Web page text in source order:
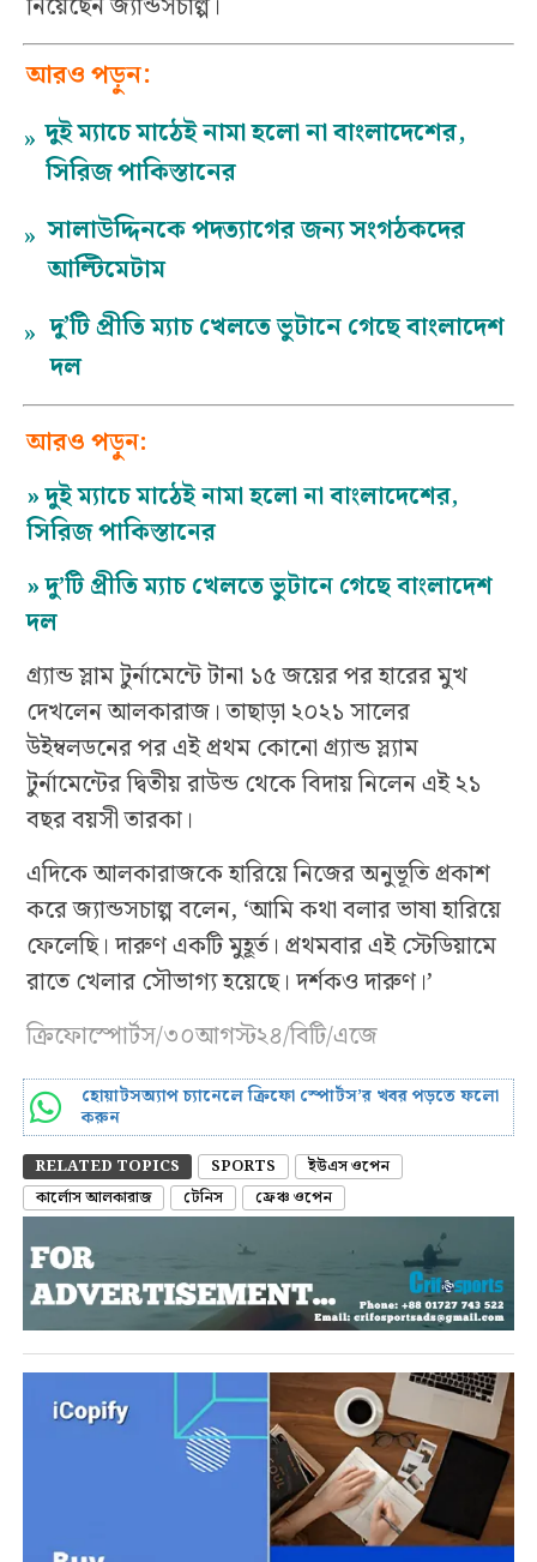
আরও পড়ুন:
» দুই ম্যাচে মাঠেই নামা হলো না বাংলাদেশের,
সিরিজ পাকিস্তানের
» সালাউদ্দিনকে পদত্যাগের জন্য সংগঠকদের
আল্টিমেটাম
» দু’টি প্রীতি ম্যাচ খেলতে ভুটানে গেছে বাংলাদেশ
দল
আরও পড়ুন:
»দুই ম্যাচে মাঠেই নামা হলো না বাংলাদেশের,
সিরিজ পাকিস্তানের
»দু’টি প্রীতি ম্যাচ খেলতে ভুটানে গেছে বাংলাদেশ
দল
গ্র‍্যান্ড স্লাম টুর্নামেন্টে টানা ১৫ জয়ের পর হারের মুখ
দেখলেন আলকারাজ। তাছাড়া ২০২১ সালের
উইম্বলডনের পর এই প্রথম কোনো গ্র্যান্ড স্ল্যাম
টুর্নামেন্টের দ্বিতীয় রাউন্ড থেকে বিদায় নিলেন এই ২১
বছর বয়সী তারকা।
এদিকে আলকারাজকে হারিয়ে নিজের অনুভূতি প্রকাশ
করে জ্যান্ডসচাল্প বলেন, ‘আমি কথা বলার ভাষা হারিয়ে
ফেলেছি। দারুণ একটি মুহূর্ত। প্রথমবার এই স্টেডিয়ামে
রাতে খেলার সৌভাগ্য হয়েছে। দর্শকও দারুণ।’
ক্রিফোস্পোর্টস/৩০আগস্ট২৪/বিটি/এজে
হোয়াটসঅ্যাপ চ্যানেলে ক্রিফো স্পোর্টস’র খবর পড়তে ফলো
করুন
RELATED TOPICS SPORTS
ইউএস ওপেন
কার্লোস আলকারাজ
টেনিস ফ্রেঞ্চ ওপেন